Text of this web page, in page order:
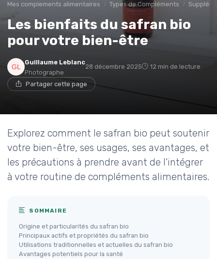
Mes complements alimentaires Types de Compléments
Les bienfaits du safran bio
pour votre bien-être
Guillaume Leblanc
Photographe
28 décembre 2025 12 min de lecture
Partager cette page
Explorez comment le safran bio peut soutenir
votre bien-être, ses usages, ses avantages, et
les précautions à prendre avant de l'intégrer
à votre routine de compléments alimentaires.
SOMMAIRE
Origine et particularités du safran bio
Principaux actifs et propriétés du safran bio
Utilisations traditionnelles et actuelles du safran bio
Avantages potentiels pour la santé